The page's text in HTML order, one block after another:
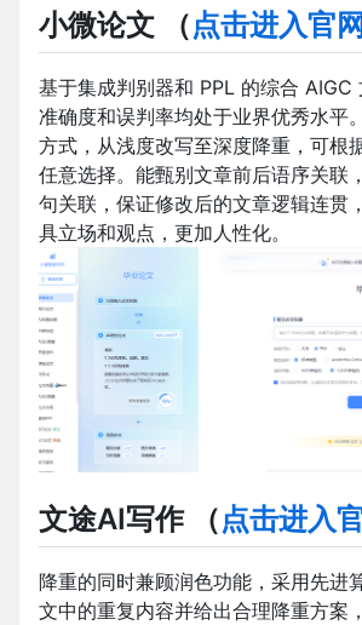
小微论文 （点击进入官网
基于集成判别器和 PPL 的综合 AIGC
准确度和误判率均处于业界优秀水平
方式，从浅度改写至深度降重，可根
任意选择。能甄别文章前后语序关联
句关联，保证修改后的文章逻辑连贯
具立场和观点，更加人性化。
文途AI写作（点击进入
降重的同时兼顾润色功能，采用先进
文中的重复内容并给出合理降重方案